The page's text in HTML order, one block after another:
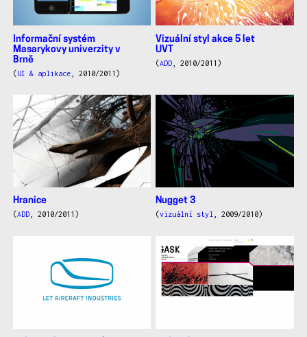
Informační systém
Masarykovy univerzity v
Brně
(UI & aplikace, 2010/2011)
Vizuální styl akce 5 let
UVT
(ADD , 2010/2011)
Hranice
(ADD, 2010/2011)
Nugget 3
(vizuální styl , 2009/2010)